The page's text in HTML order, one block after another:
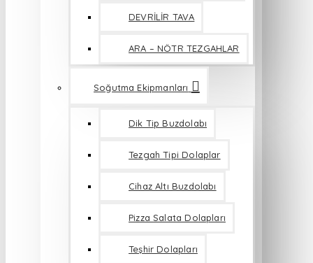
DEVRİLİR TAVA
ARA – NÖTR TEZGAHLAR
Soğutma Ekipmanları
Dik Tip Buzdolabı
Tezgah Tipi Dolaplar
Cihaz Altı Buzdolabı
Pizza Salata Dolapları
Teşhir Dolapları